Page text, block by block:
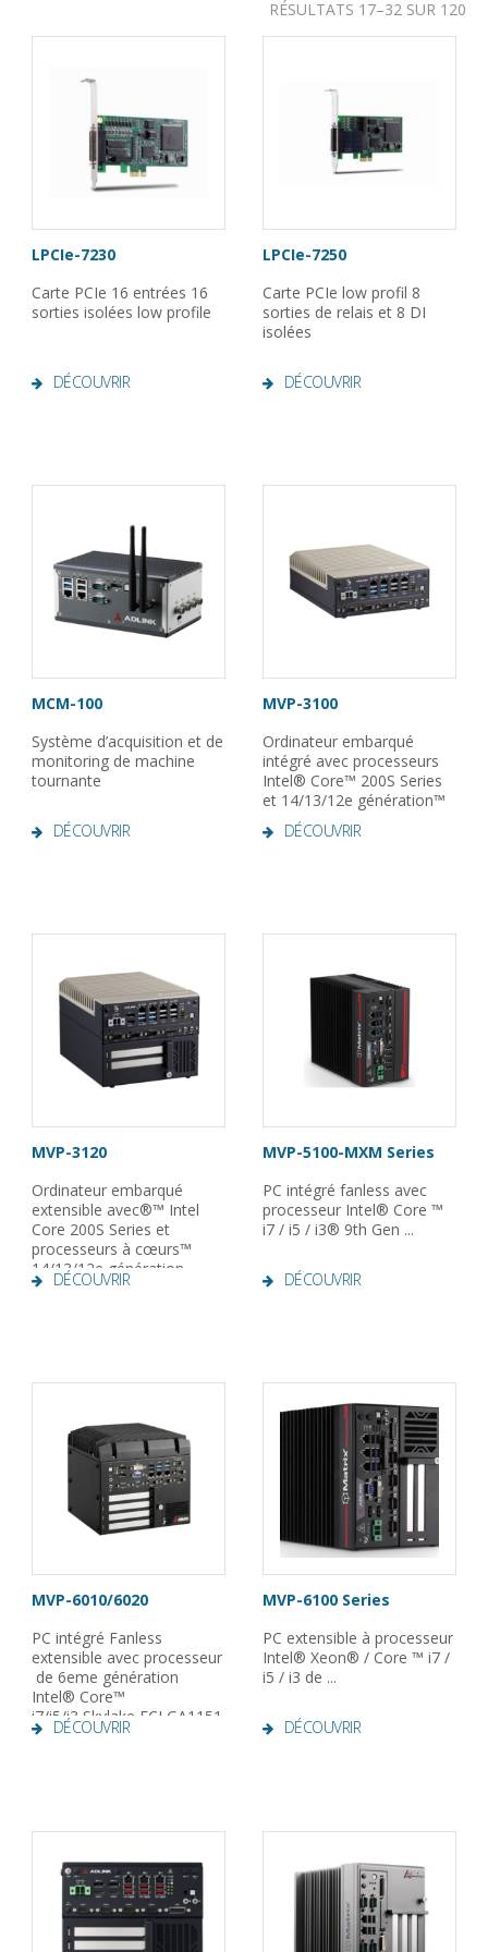
RÉSULTATS 17–32 SUR 120
LPCIe-7230
Carte PCIe 16 entrées 16
sorties isolées low profile
DÉCOUVRIR
LPCIe-7250
Carte PCIe low profil 8
sorties de relais et 8 DI
isolées
DÉCOUVRIR
MCM-100
Système d’acquisition et de
monitoring de machine
tournante
DÉCOUVRIR
MVP-3100
Ordinateur embarqué
intégré avec processeurs
Intel® Core™ 200S Series
et 14/13/12e génération™
DÉCOUVRIR
MVP-3120
Ordinateur embarqué
extensible avec®™ Intel
Core 200S Series et
processeurs à cœurs™
14/13/12e génération
DÉCOUVRIR
MVP-5100-MXM Series
PC intégré fanless avec
processeur Intel® Core ™
i7 / i5 / i3® 9th Gen ...
DÉCOUVRIR
MVP-6010/6020
PC intégré Fanless
extensible avec processeur
de 6eme génération
Intel® Core™
i7/i5/i3 Skylake FCLGA1151
DÉCOUVRIR
MVP-6100 Series
PC extensible à processeur
Intel® Xeon® / Core ™ i7 /
i5 / i3 de ...
DÉCOUVRIR